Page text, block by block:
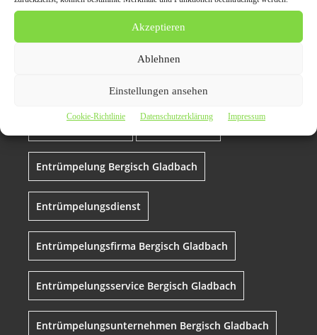
Akzeptieren
Ablehnen
Einstellungen ansehen
Cookie-Richtlinie Datenschutzerklärung Impressum
Ordnung schaffen in
Bergisch Gladbach:
Entrümpelungsdienste
Entrümpelung Bergisch Gladbach
Entrümpelungsdienst
Entrümpelungsfirma Bergisch Gladbach
Entrümpelungsservice Bergisch Gladbach
Entrümpelungsunternehmen Bergisch Gladbach